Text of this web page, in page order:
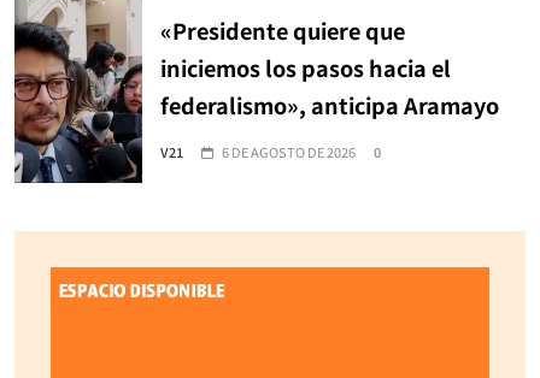
«Presidente quiere que
iniciemos los pasos hacia el
federalismo», anticipa Aramayo
V21 6 DE AGOSTO DE 2026 0